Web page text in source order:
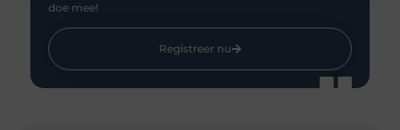
doe mee!
Registreer nu